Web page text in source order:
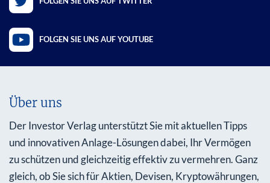
FOLGEN SIE UNS AUF YOUTUBE
Über uns
Der Investor Verlag unterstützt Sie mit aktuellen Tipps
und innovativen Anlage-Lösungen dabei, Ihr Vermögen
zu schützen und gleichzeitig effektiv zu vermehren. Ganz
gleich, ob Sie sich für Aktien, Devisen, Kryptowährungen,